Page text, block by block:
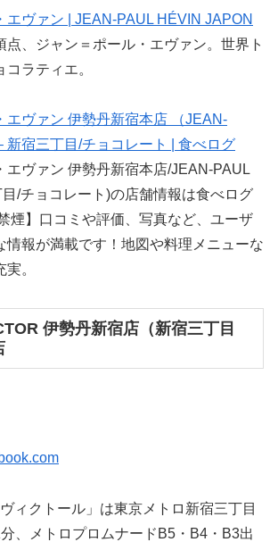
エヴァン | JEAN-PAUL HÉVIN JAPON
点、ジャン＝ポール・エヴァン。世界ト
ラティエ。
エヴァン 伊勢丹新宿本店 （JEAN-
新宿三丁目/チョコレート | 食べログ
エヴァン 伊勢丹新宿本店/JEAN-PAUL
/チョコレート)の店舗情報は食べログ
煙】口コミや評価、写真など、ユーザ
情報が満載です！地図や料理メニューな
。
伊勢丹新宿店（新宿三丁目
ヴィクトール」は東京メトロ新宿三丁目
、メトロプロムナードB5・B4・B3出